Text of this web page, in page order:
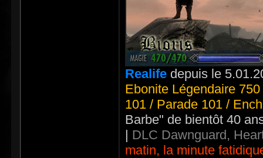
Realife depuis le
Ebonite Légendaire
101 / Parade 101 /
Barbe" de bientôt 40
| DLC Dawnguard,
matin, la minute